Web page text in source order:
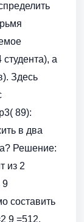
а
Здесь
89):
в два
Решение:
из 2
9
составить
9 =512.